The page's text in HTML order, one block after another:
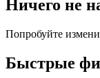
Ничего не
Попробуйте
Быстрые